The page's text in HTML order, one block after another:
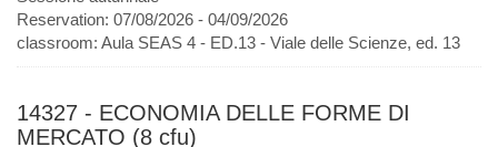
Reservation: 07/08/2026 - 04/09/2026
classroom: Aula SEAS 4 - ED.13 - Viale delle Scienze, ed. 13
14327 - ECONOMIA DELLE FORME DI
MERCATO (8 cfu)